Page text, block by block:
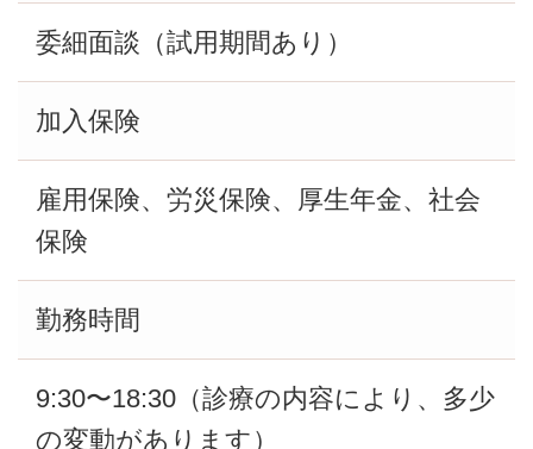
委細面談（試用期間あり）
加入保険
雇用保険、労災保険、厚生年金、社会
保険
勤務時間
9:30〜18:30（診療の内容により、多少
の変動があります）